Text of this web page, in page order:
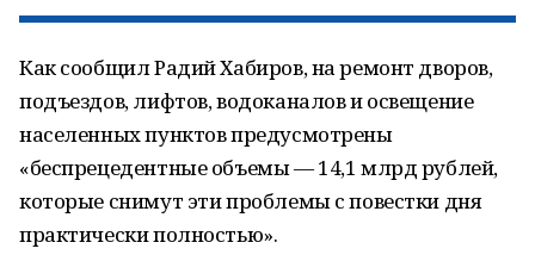
Как сообщил Радий Хабиров, на ремонт дворов,
подъездов, лифтов, водоканалов и освещение
населенных пунктов предусмотрены
«беспрецедентные объемы — 14,1 млрд рублей,
которые снимут эти проблемы с повестки дня
практически полностью».